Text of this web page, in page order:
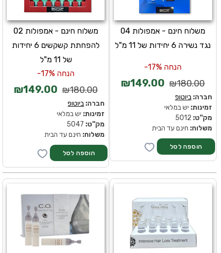
משלוח חינם - אמפולות 02
להפחתת קשקשים 6 יחידות
של 11 מ"ל
הנחה 17%-
₪180.00
₪149.00
חברה: ביוטופ
זמינות: יש במלאי
מק''ט:
משלוח: חינם עד הבית
משלוח חינם - אמפולות 04
נגד נשירה 6 יחידות של 11 מ"ל
הנחה 17%-
₪180.00
₪149.00
חברה:ביוטופ
זמינות: יש במלאי
מק''ט:
משלוח: חינם עד הבית